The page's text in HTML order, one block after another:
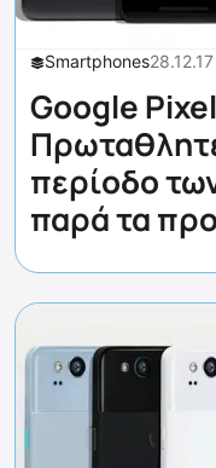
Smartphones28.12.17
Google
περίοδο
παρά τα